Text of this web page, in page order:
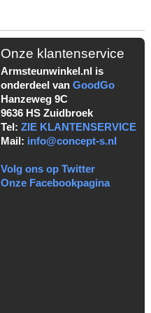
Onze klantenservice
Armsteunwinkel.nl is
onderdeel van GoodGo
Hanzeweg 9C
9636 HS Zuidbroek
Tel: ZIE KLANTENSERVICE
Mail: info@concept-s.nl
Volg ons op Twitter
Onze Facebookpagina